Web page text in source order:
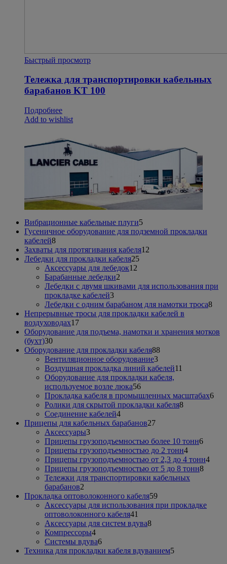
Быстрый просмотр
Тележка для транспортировки кабельных
барабанов KT 100
Подробнее
Add to wishlist
Вибрационные кабельные плуги55
товаров
Гусеничное оборудование для подземной прокладки
кабелей88
товаров
Захваты для протягивания кабеля12
Лебедки для прокладки кабеля2525
Аксессуары для лебедок12
Барабанные лебедки2
товара
Лебедки с двумя шкивами для использования при
прокладке кабелей33
товара
Лебедки с одним барабаном для намотки троса88
Непрерывные тросы для прокладки кабелей в
воздуховодах1717
товаров
Оборудование для подъема, намотки и хранения мотков
(бухт)3030
товаров
Оборудование для прокладки кабеля8888
Вентиляционное оборудование33
товара
Воздушная прокладка линий кабелей11
Оборудование для прокладки кабеля,
используемое возле люка5656
товаров
Прокладка кабеля в промышленных масштабах66
Ролики для скрытой прокладки кабеля88
Соединение кабелей44
товара
Прицепы для кабельных барабанов2727
Аксессуары33
товара
Прицепы грузоподъемностью более 10 тонн66
Прицепы грузоподъемностью до 2 тонн44
товара
Прицепы грузоподъемностью от 2,3 до 4 тонн44
Прицепы грузоподъемностью от 5 до 8 тонн88
Тележки для транспортировки кабельных
барабанов2
товара
Прокладка оптоволоконного кабеля5959
товаров
Аксессуары для использования при прокладке
оптоволоконного кабеля41
товар
Аксессуары для систем вдува88
Компрессоры44
товара
Системы вдува66
товаров
Техника для прокладки кабеля вдуванием55